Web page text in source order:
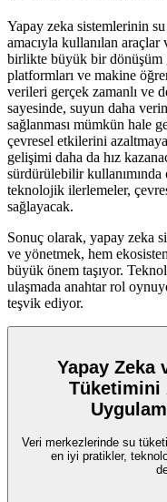
Yapay zeka sistemlerinin
amacıyla kullanılan
birlikte büyük bir dönüşüm
platformları ve makine
verileri gerçek zamanlı ve
sayesinde, suyun daha
sağlanması mümkün hale
çevresel etkilerini
gelişimi daha da hız
sürdürülebilir
teknolojik ilerlemeler,
sağlayacak.
Sonuç olarak, yapay zeka
ve yönetmek, hem
büyük önem taşıyor.
ulaşmada anahtar rol
teşvik ediyor.
Yapay Zeka
Tüketimini
Veri merkezlerinde su
en iyi pratikler,